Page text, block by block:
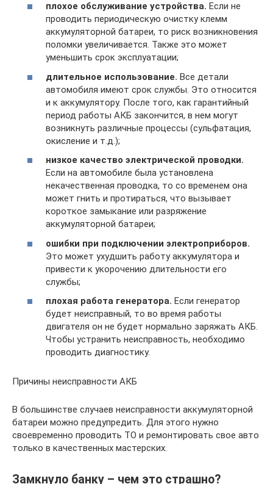
плохое обслуживание устройства. Если не
проводить периодическую очистку клемм
аккумуляторной батареи, то риск возникновения
поломки увеличивается. Также это может
уменьшить срок эксплуатации;
длительное использование. Все детали
автомобиля имеют срок службы. Это относится
и к аккумулятору. После того, как гарантийный
период работы АКБ закончится, в нем могут
возникнуть различные процессы (сульфатация,
окисление и т.д.);
низкое качество электрической проводки.
Если на автомобиле была установлена
некачественная проводка, то со временем она
может гнить и протираться, что вызывает
короткое замыкание или разряжение
аккумуляторной батареи;
ошибки при подключении электроприборов.
Это может ухудшить работу аккумулятора и
привести к укорочению длительности его
службы;
плохая работа генератора. Если генератор
будет неисправный, то во время работы
двигателя он не будет нормально заряжать АКБ.
Чтобы устранить неисправность, необходимо
проводить диагностику.
Причины неисправности АКБ
В большинстве случаев неисправности аккумуляторной
батареи можно предупредить. Для этого нужно
своевременно проводить ТО и ремонтировать свое авто
только в качественных мастерских.
Замкнуло банку – чем это страшно?